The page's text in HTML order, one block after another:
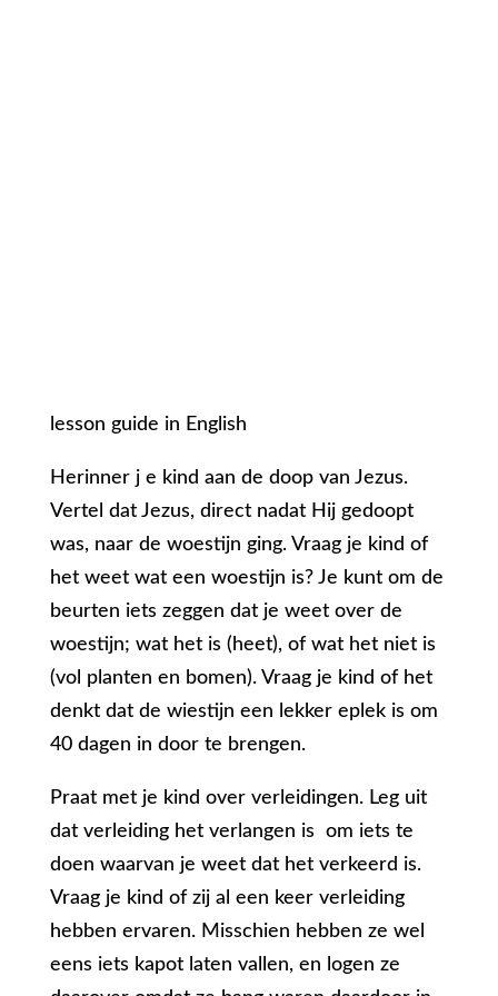
lesson guide in English
Herinner j e kind aan de doop van Jezus.
Vertel dat Jezus, direct nadat Hij gedoopt
was, naar de woestijn ging. Vraag je kind of
het weet wat een woestijn is? Je kunt om de
beurten iets zeggen dat je weet over de
woestijn; wat het is (heet), of wat het niet is
(vol planten en bomen). Vraag je kind of het
denkt dat de wiestijn een lekker eplek is om
40 dagen in door te brengen.
Praat met je kind over verleidingen. Leg uit
dat verleiding het verlangen is om iets te
doen waarvan je weet dat het verkeerd is.
Vraag je kind of zij al een keer verleiding
hebben ervaren. Misschien hebben ze wel
eens iets kapot laten vallen, en logen ze